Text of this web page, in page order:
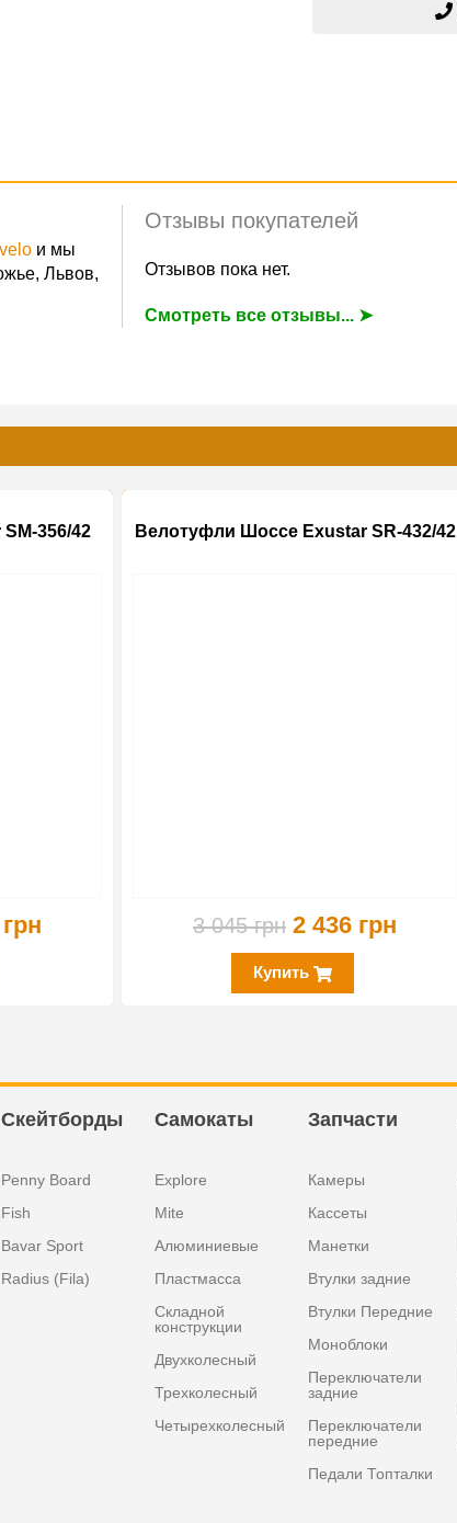
Отзывы покупателей
Отзывов пока нет.
Смотреть все отзывы... ➤
и мы
Львов,
356/42 Велотуфли Шоссе Exustar SR-432/42
3 045 грн 2 436 грн
Купить
Скейтборды
Penny Board
Fish
Bavar Sport
Radius (Fila)
Самокаты
Explore
Mite
Алюминиевые
Пластмасса
Складной
конструкции
Двухколесный
Трехколесный
Четырехколесный
Запчасти
Камеры
Кассеты
Манетки
Втулки задние
Втулки Передние
Моноблоки
Переключатели
задние
Переключатели
передние
Педали Топталки